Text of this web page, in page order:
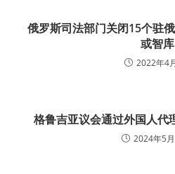
俄罗斯司法部门关闭15个驻
或智库
2022年4
格鲁吉亚议会通过外国人代
2024年5